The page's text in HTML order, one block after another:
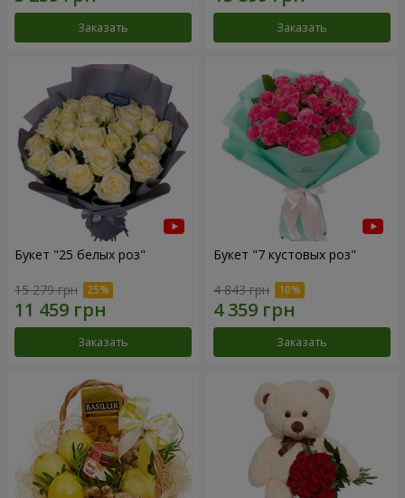
Заказать Заказать
Букет "25 белых роз"
15 279 грн
Заказать
Букет "7 кустовых роз"
4 843 грн
Заказать